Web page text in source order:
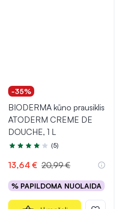
-35%
BIODERMA kūno prausiklis
ATODERM CREME DE
DOUCHE, 1 L
Įvertinimas 4.2 iš 5
(5)
13,64 € 20,99 €
% PAPILDOMA NUOLAIDA